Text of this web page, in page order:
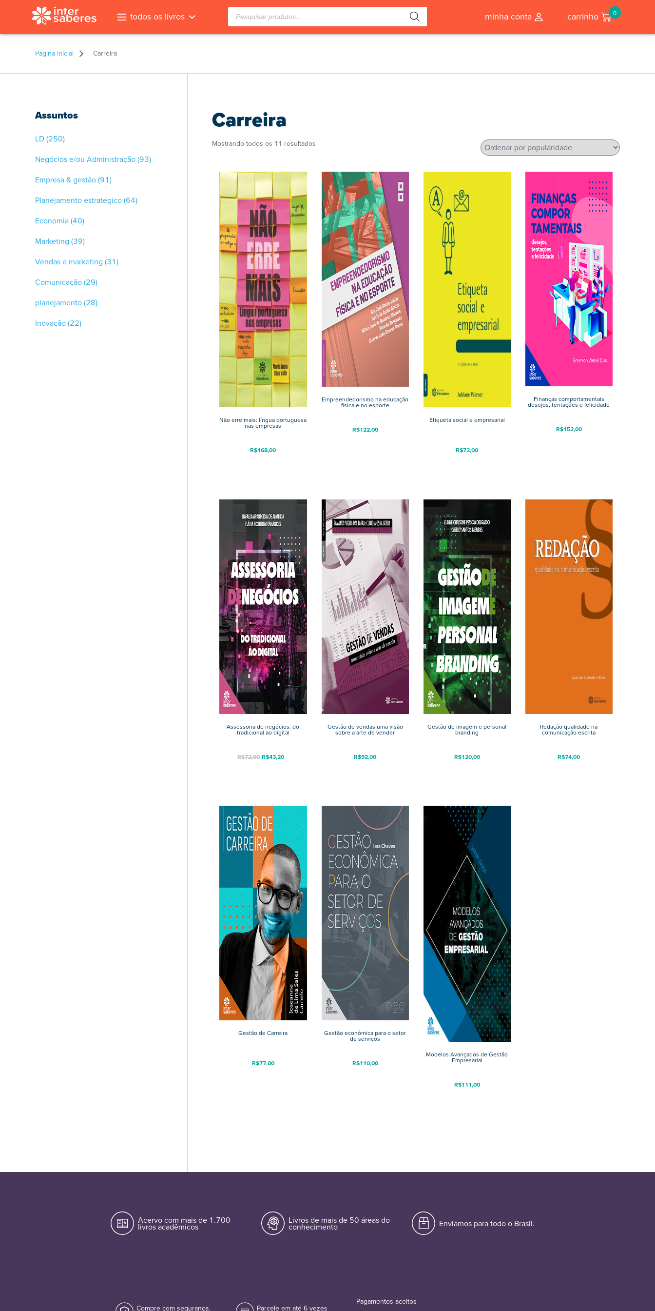
todos os livros Pesquisar
produtos minha conta carrinho 0
Página inicial Carreira
Assuntos
LD(250)
Negócios e/ou Administração(93)
Empresa & gestão(91)
Planejamento estratégico(64)
Economia(40)
Marketing (39)
Vendas e marketing (31)
Comunicação(29)
planejamento(28)
Inovação(22)
Carreira
Mostrando todos os 11 resultados
Não erre mais: língua portuguesa
nas empresas
R$168,00
Empreendedorismo na educação
física e no esporte
R$122,00
Etiqueta social e empresarial
R$72,00
Finanças comportamentais
desejos, tentações e felicidade
R$152,00
Assessoria de negócios: do
tradicional ao digital
R$72,00 R$43,20
Gestão de vendas uma visão
sobre a arte de vender
R$92,00
Gestão de imagem e personal
branding
R$120,00
Redação qualidade na
comunicação escrita
R$74,00
Gestão de Carreira
R$77,00
Gestão econômica para o setor
de serviços
R$110,00
Modelos Avançados de Gestão
Empresarial
R$111,00
Acervo com mais de 1.700
livros acadêmicos
Livros de mais de 50 áreas do
conhecimento Enviamos para todo o Brasil.
Compre com segurança. Parcele em até 6 vezes
Pagamentos aceitos